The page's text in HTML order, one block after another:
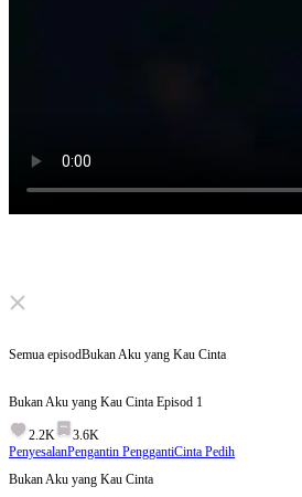
Click to unmute
Semua episodBukan Aku yang Kau Cinta
Bukan Aku yang Kau Cinta Episod 1
2.2K
3.6K
PenyesalanPengantin PenggantiCinta Pedih
Bukan Aku yang Kau Cinta